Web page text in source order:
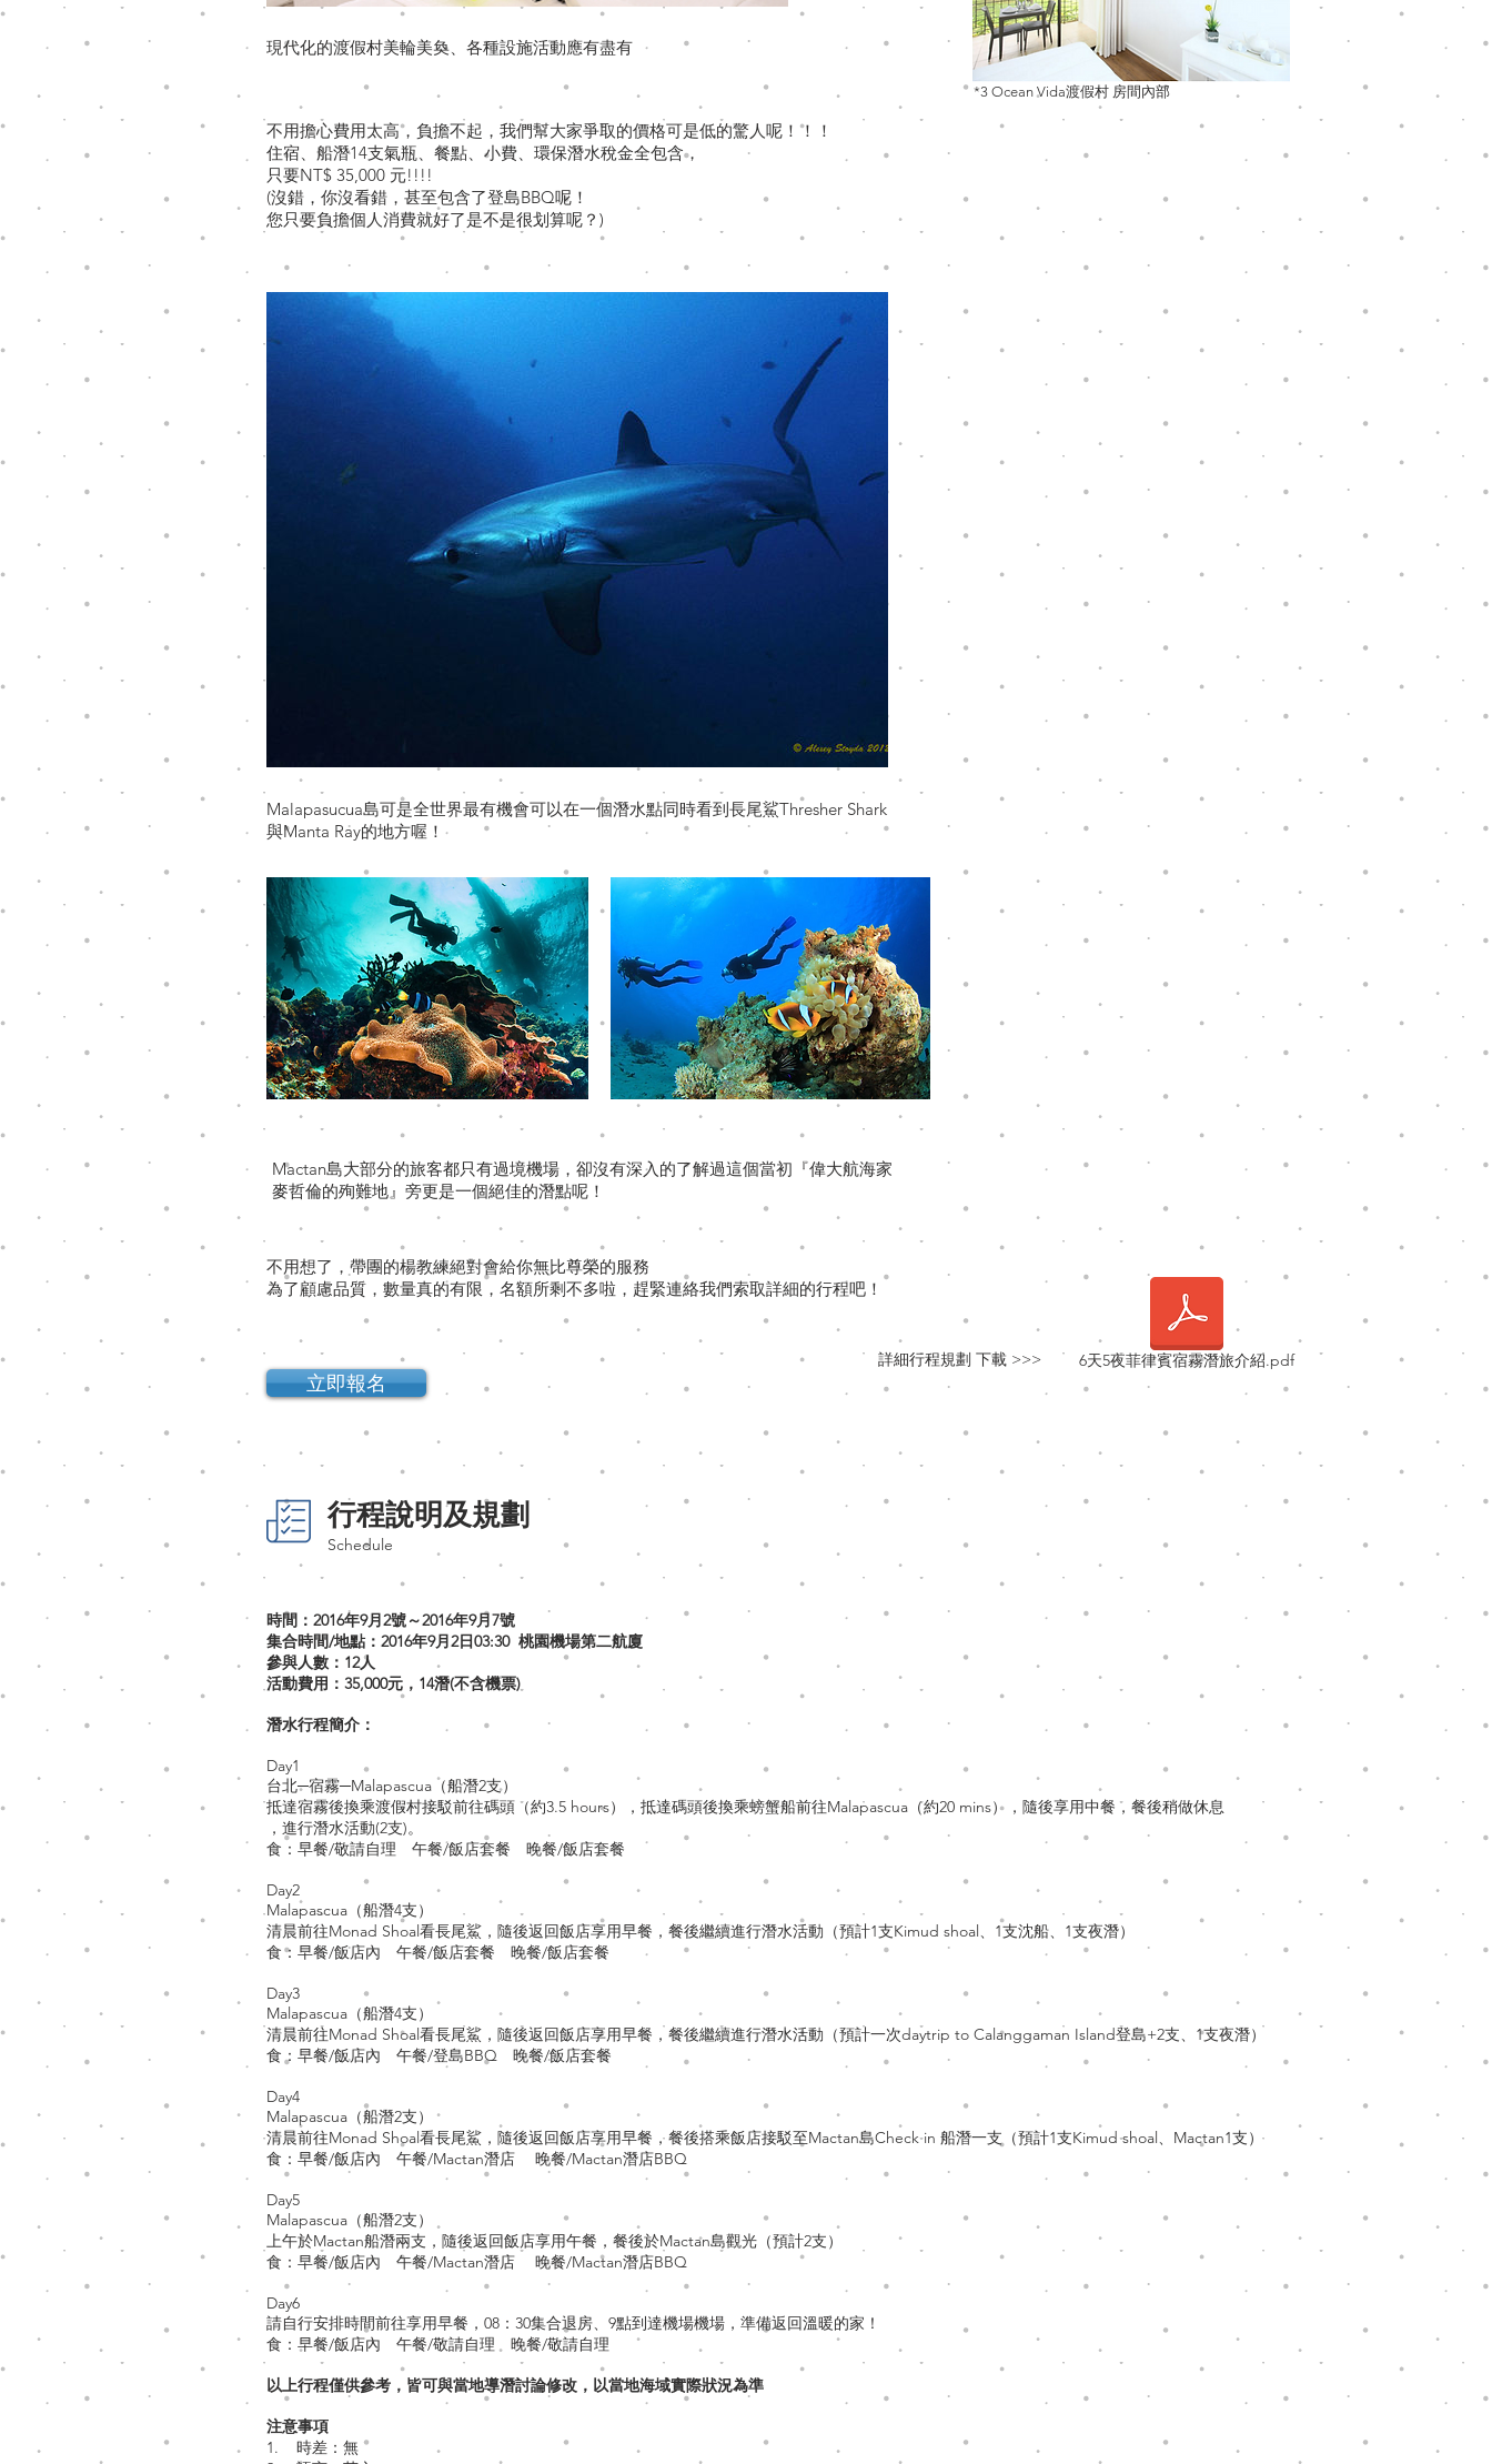
現代化的渡假村美輪美奐、各種設施活動應有盡有
*3 Ocean Vida渡假村 房間內部
不用擔心費用太高，負擔不起，我們幫大家爭取的價格可是低的驚人呢！！！
住宿、船潛14支氣瓶、餐點、小費、環保潛水稅金全包含，
只要NT$ 35,000 元!!!!
(沒錯，你沒看錯，甚至包含了登島BBQ呢！
您只要負擔個人消費就好了是不是很划算呢？)
Malapasucua島可是全世界最有機會可以在一個潛水點同時看到長尾鯊Thresher Shark
與Manta Ray的地方喔！
Mactan島大部分的旅客都只有過境機場，卻沒有深入的了解過這個當初『偉大航海家
麥哲倫的殉難地』旁更是一個絕佳的潛點呢！
立即報名
6天5夜菲律賓宿霧潛旅介紹.pdf
不用想了，帶團的楊教練絕對會給你無比尊榮的服務
為了顧慮品質，數量真的有限，名額所剩不多啦，趕緊連絡我們索取詳細的行程吧！
詳細行程規劃 下載 >>>
行程說明及規劃
Schedule
時間：2016年9月2號～2016年9月7號
集合時間/地點：2016年9月2日03:30 桃園機場第二航廈
參與人數：12人
活動費用：35,000元，14潛(不含機票)
潛水行程簡介：
Day1
台北─宿霧─Malapascua（船潛2支）
抵達宿霧後換乘渡假村接駁前往碼頭（約3.5 hours），抵達碼頭後換乘螃蟹船前往Malapascua（約20 mins），隨後享用中餐，餐後稍做休息
，進行潛水活動(2支)。
食：早餐/敬請自理 午餐/飯店套餐 晚餐/飯店套餐
Day2
Malapascua（船潛4支）
清晨前往Monad Shoal看長尾鯊，隨後返回飯店享用早餐，餐後繼續進行潛水活動（預計1支Kimud shoal、1支沈船、1支夜潛）
食：早餐/飯店內 午餐/飯店套餐 晚餐/飯店套餐
Day3
Malapascua（船潛4支）
清晨前往Monad Shoal看長尾鯊，隨後返回飯店享用早餐，餐後繼續進行潛水活動（預計一次daytrip to Calanggaman Island登島+2支、1支夜潛）
食：早餐/飯店內 午餐/登島BBQ 晚餐/飯店套餐
Day4
Malapascua（船潛2支）
清晨前往Monad Shoal看長尾鯊，隨後返回飯店享用早餐，餐後搭乘飯店接駁至Mactan島Check in 船潛一支（預計1支Kimud shoal、Mactan1支）
食：早餐/飯店內 午餐/Mactan潛店 晚餐/Mactan潛店BBQ
Day5
Malapascua（船潛2支）
上午於Mactan船潛兩支，隨後返回飯店享用午餐，餐後於Mactan島觀光（預計2支）
食：早餐/飯店內 午餐/Mactan潛店 晚餐/Mactan潛店BBQ
Day6
請自行安排時間前往享用早餐，08：30集合退房、9點到達機場機場，準備返回溫暖的家！
食：早餐/飯店內 午餐/敬請自理 晚餐/敬請自理
以上行程僅供參考，皆可與當地導潛討論修改，以當地海域實際狀況為準
注意事項
1. 時差：無